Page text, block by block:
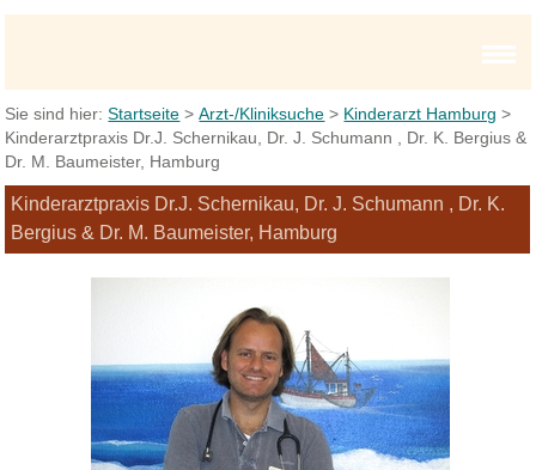
Sie sind hier:Startseite >Arzt-/Kliniksuche > Kinderarzt Hamburg >
Kinderarztpraxis Dr.J. Schernikau, Dr. J. Schumann , Dr. K. Bergius &
Dr. M. Baumeister, Hamburg
Kinderarztpraxis Dr.J. Schernikau, Dr. J. Schumann , Dr. K.
Bergius & Dr. M. Baumeister, Hamburg